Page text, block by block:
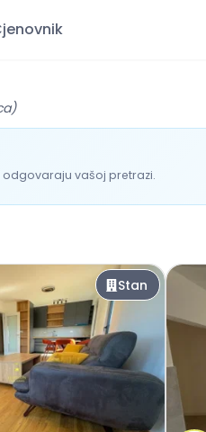
vašoj pretrazi.
Stan